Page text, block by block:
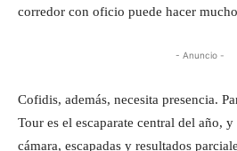
corredor con oficio puede hacer
- Anuncio -
Cofidis, además, necesita presencia.
Tour es el escaparate central del año,
cámara, escapadas y resultados